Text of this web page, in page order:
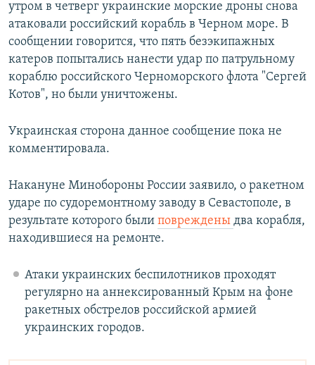
утром в четверг украинские морские дроны снова
атаковали российский корабль в Черном море. В
сообщении говорится, что пять безэкипажных
катеров попытались нанести удар по патрульному
кораблю российского Черноморского флота "Сергей
Котов", но были уничтожены.
Украинская сторона данное сообщение пока не
комментировала.
Накануне Минобороны России заявило, о ракетном
ударе по судоремонтному заводу в Севастополе, в
результате которого были повреждены два корабля,
находившиеся на ремонте.
Атаки украинских беспилотников проходят
регулярно на аннексированный Крым на фоне
ракетных обстрелов российской армией
украинских городов.